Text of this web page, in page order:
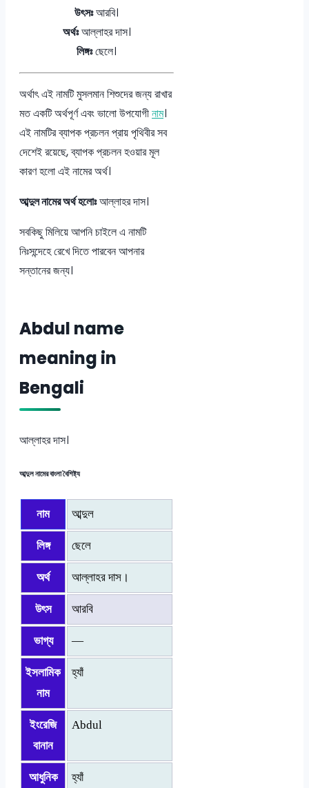
উৎসঃআরবি।
অর্থঃআল্লাহর দাস।
লিঙ্গঃছেলে।
অর্থাৎ এই নামটি মুসলমান শিশুদের জন্য রাখার
মত একটি অর্থপূর্ণ এবং ভালো উপযোগীনাম।
এই নামটির ব্যাপক প্রচলন প্রায় পৃথিবীর সব
দেশেই রয়েছে, ব্যাপক প্রচলন হওয়ার মূল
কারণ হলো এই নামের অর্থ।
আব্দুল নামের অর্থ হলোঃআল্লাহর দাস।
সবকিছু মিলিয়ে আপনি চাইলে এ নামটি
নিঃসন্দেহে রেখে দিতে পারবেন আপনার
সন্তানের জন্য।
Abdul name
meaning in
Bengali
আল্লাহর দাস।
আব্দুল নামের বাংলা বৈশিষ্ট্য
নাম আব্দুল
লিঙ্গ ছেলে
অর্থ আল্লাহর দাস।
উৎস আরবি
ভাগ্য —
ইসলামিক
নাম
হ্যাঁ
ইংরেজি
বানান
Abdul
আধুনিক
হ্যাঁ